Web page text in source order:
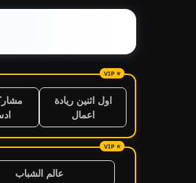
اول اثنين ريادة
اعمال
عالم الشباب